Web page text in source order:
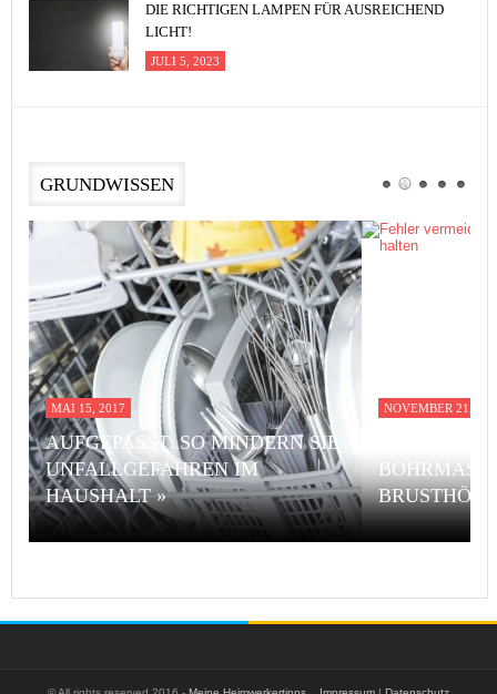
DIE RICHTIGEN LAMPEN FÜR AUSREICHEND
LICHT!
JULI 5, 2023
GRUNDWISSEN
MAI 15, 2017
AUFGEPASST: SO MINDERN SIE
UNFALLGEFAHREN IM
HAUSHALT »
NOVEMBER 21,